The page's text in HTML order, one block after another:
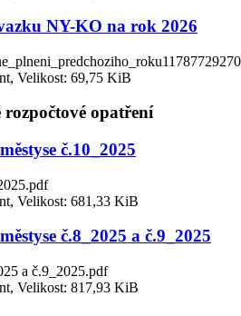
NY-KO na rok 2026
Velikost: 69,75 KiB
rozpočtové opatření
č.10_2025
Velikost: 681,33 KiB
č.8_2025 a č.9_2025
a č.9_2025.pdf
Velikost: 817,93 KiB